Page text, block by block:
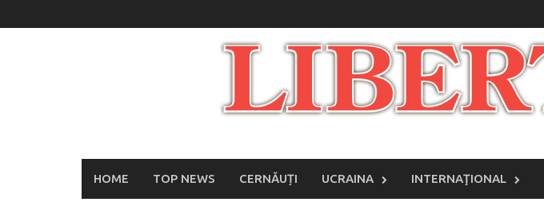
to
HOME TOP NEWS CERNĂUȚI UCRAINA INTERNAŢIONAL